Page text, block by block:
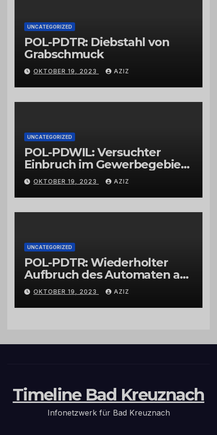
UNCATEGORIZED
POL-PDTR: Diebstahl von
Grabschmuck
OKTOBER 19, 2023 AZIZ
UNCATEGORIZED
POL-PDWIL: Versuchter
Einbruch im Gewerbegebiet
Wittlich
OKTOBER 19, 2023 AZIZ
UNCATEGORIZED
POL-PDTR: Wiederholter
Aufbruch des Automaten am
Wohnmobilstellplatz in
Hermeskeil am Labachweg
OKTOBER 19, 2023 AZIZ
Timeline Bad Kreuznach
Infonetzwerk für Bad Kreuznach